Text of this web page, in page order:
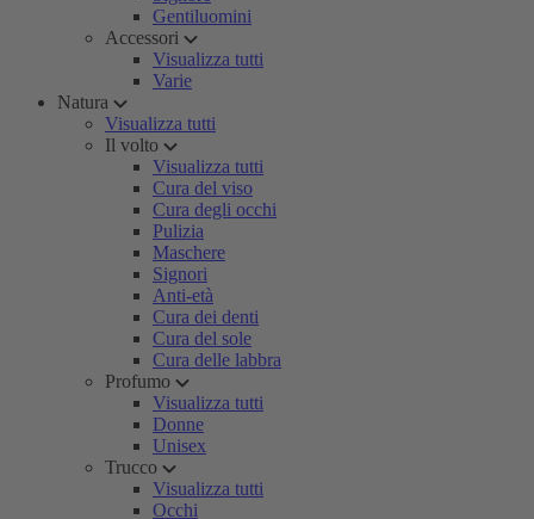
Gentiluomini
Accessori
Visualizza tutti
Varie
Natura
Visualizza tutti
Il volto
Visualizza tutti
Cura del viso
Cura degli occhi
Pulizia
Maschere
Signori
Anti-età
Cura dei denti
Cura del sole
Cura delle labbra
Profumo
Visualizza tutti
Donne
Unisex
Trucco
Visualizza tutti
Occhi